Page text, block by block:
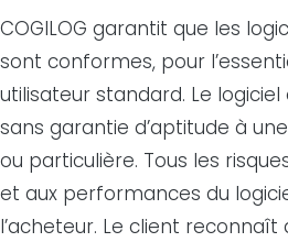
COGILOG garantit que les
sont conformes, pour
utilisateur standard. Le
sans garantie d’aptitude à
ou particulière. Tous les
et aux performances du
l’acheteur. Le client reconnaît